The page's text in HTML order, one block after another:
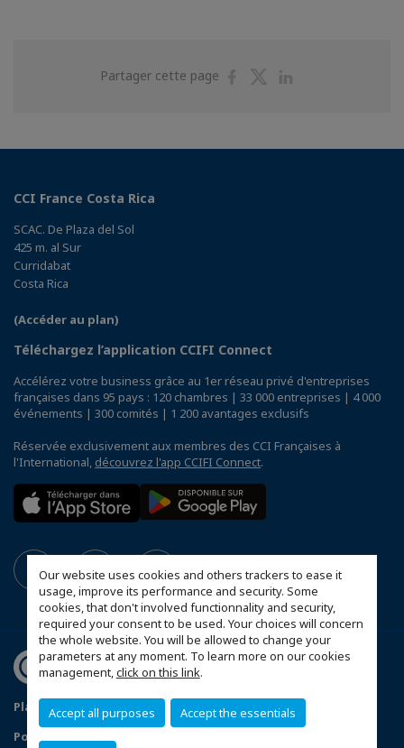
Our website uses cookies and others trackers to ease it
usage, improve its performance and security. Some
cookies, that don't involved functionnality and security,
required your consent to be used. Your choices will concern
the whole website. You will be allowed to change your
parameters at any moment. To learn more on our cookies
management,click on this link.
Accept all purposes Accept the essentials
Partager cette page
PartagerPartager
CCI France Costa Rica
SCAC. De Plaza del Sol
425 m. al Sur
Curridabat
Costa Rica
(Accéder au plan)
Téléchargez l’application CCIFI Connect
Accélérez votre business grâce au 1er réseau privé d'entreprises
françaises dans 95 pays : 120 chambres | 33 000 entreprises | 4 000
événements | 300 comités | 1 200 avantages exclusifs
Réservée exclusivement aux membres des CCI Françaises à
l'International, découvrez l'app CCIFI Connect.
Plan du site
Mentions légales
Politique de confidentialité